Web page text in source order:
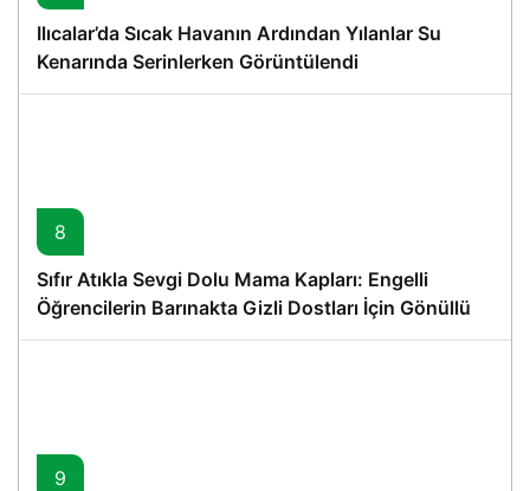
Ilıcalar’da Sıcak Havanın Ardından Yılanlar Su
Kenarında Serinlerken Görüntülendi
8
Sıfır Atıkla Sevgi Dolu Mama Kapları: Engelli
Öğrencilerin Barınakta Gizli Dostları İçin Gönüllü
Proje
9